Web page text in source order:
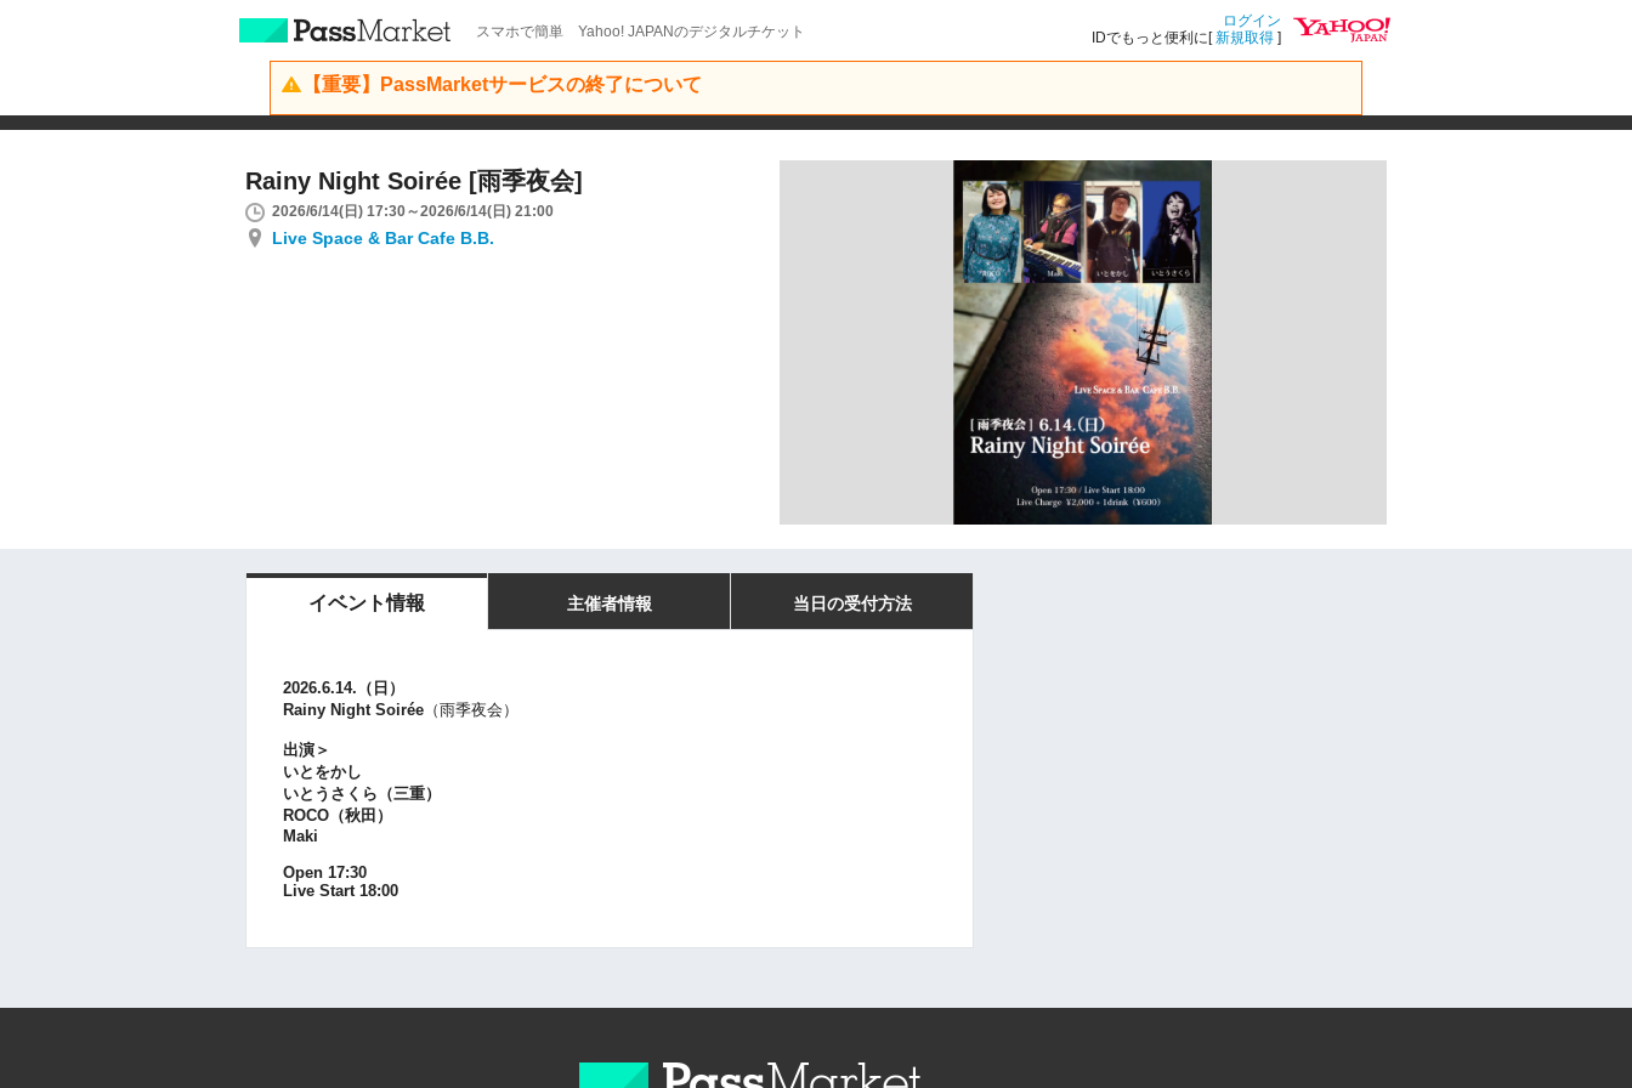
スマホで簡単 Yahoo! JAPANのデジタルチケット
ログイン
IDでもっと便利に[新規取得 ]
【重要】PassMarketサービスの終了について
Rainy Night Soirée [雨季夜会]
2026/6/14(日) 17:30～2026/6/14(日) 21:00
Live Space & Bar Cafe B.B.
イベント情報 主催者情報 当日の受付方法
2026.6.14.（日）
Rainy Night Soirée （雨季夜会）
出演＞
いとをかし
いとうさくら（三重）
ROCO（秋田）
Maki
Open 17:30
Live Start 18:00